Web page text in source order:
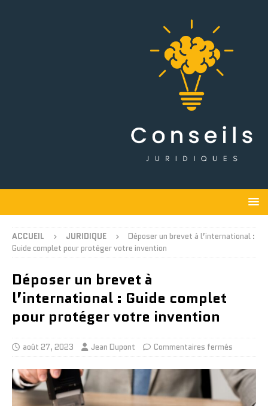
ACCUEIL JURIDIQUE
Déposer un brevet à l’international :
Guide complet pour protéger votre invention
Déposer un brevet à
l’international : Guide complet
pour protéger votre invention
août 27, 2023 Jean Dupont Commentaires fermés